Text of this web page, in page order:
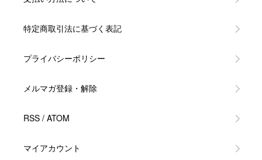
特定商取引法に基づく表記
プライバシーポリシー
メルマガ登録・解除
RSS / ATOM
マイアカウント